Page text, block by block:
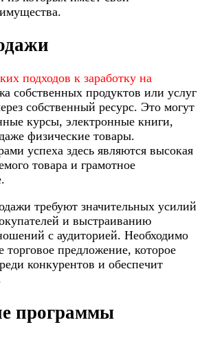
подходов к заработку на
собственных продуктов или услуг
собственный ресурс. Это могут
курсы, электронные книги,
физические товары.
успеха здесь являются высокая
товара и грамотное
требуют значительных усилий
и выстраиванию
с аудиторией. Необходимо
торговое предложение, которое
конкурентов и обеспечит
программы